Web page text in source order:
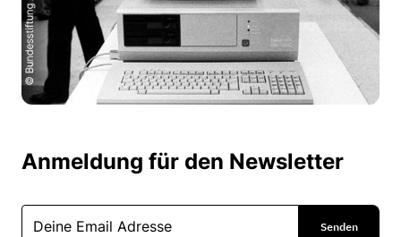
Anmeldung für den Newsletter